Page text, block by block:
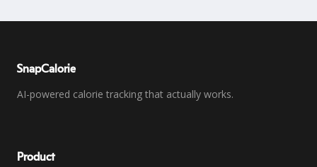
SnapCalorie
AI-powered calorie tracking that actually works.
Product